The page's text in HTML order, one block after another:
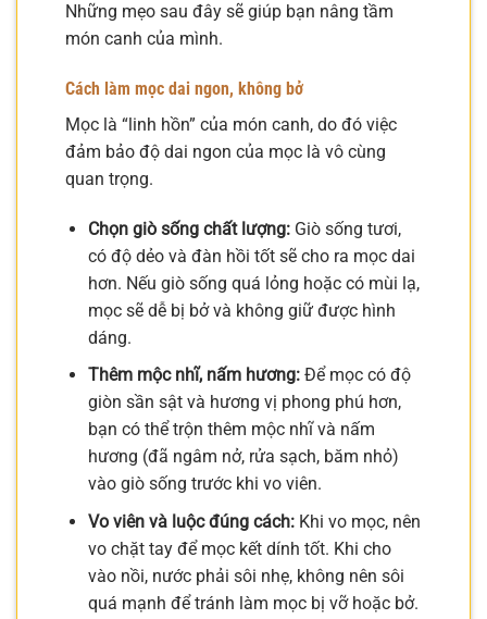
Những mẹo sau đây sẽ giúp bạn nâng tầm
món canh của mình.
Cách làm mọc dai ngon, không bở
Mọc là “linh hồn” của món canh, do đó việc
đảm bảo độ dai ngon của mọc là vô cùng
quan trọng.
Chọn giò sống chất lượng:Giò sống tươi,
có độ dẻo và đàn hồi tốt sẽ cho ra mọc dai
hơn. Nếu giò sống quá lỏng hoặc có mùi lạ,
mọc sẽ dễ bị bở và không giữ được hình
dáng.
Thêm mộc nhĩ, nấm hương:Để mọc có độ
giòn sần sật và hương vị phong phú hơn,
bạn có thể trộn thêm mộc nhĩ và nấm
hương (đã ngâm nở, rửa sạch, băm nhỏ)
vào giò sống trước khi vo viên.
Vo viên và luộc đúng cách:Khi vo mọc, nên
vo chặt tay để mọc kết dính tốt. Khi cho
vào nồi, nước phải sôi nhẹ, không nên sôi
quá mạnh để tránh làm mọc bị vỡ hoặc bở.